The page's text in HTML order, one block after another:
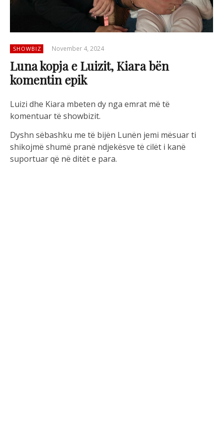
SHOWBIZ November 4, 2024
Luna kopja e Luizit, Kiara bën
komentin epik
Luizi dhe Kiara mbeten dy nga emrat më të
komentuar të showbizit.
Dyshn sëbashku me të bijën Lunën jemi mësuar ti
shikojmë shumë pranë ndjekësve të cilët i kanë
suportuar që në ditët e para.